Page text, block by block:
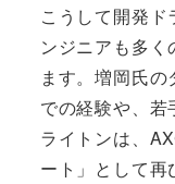
こうして開発
ンジニアも多
ます。増岡氏
での経験や、若
ライトンは、
ート」として再